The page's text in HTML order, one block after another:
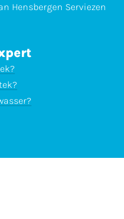
Hensbergen Serviezen